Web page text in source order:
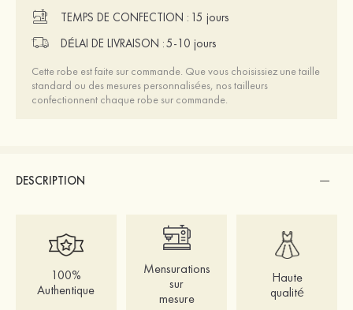
TEMPS DE CONFECTION : 15 jours
DÉLAI DE LIVRAISON :5-10 jours
Cette robe est faite sur commande. Que vous choisissiez une taille
standard ou des mesures personnalisées, nos tailleurs
confectionnent chaque robe sur commande.
DESCRIPTION
100%
Authentique
Mensurations
sur
mesure
Haute
qualité